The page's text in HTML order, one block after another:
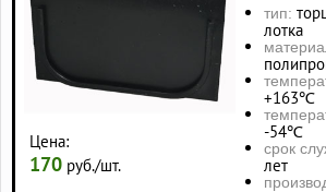
Цена:
170 руб./шт.
тип:
лотка
+163℃
-54℃
срок
лет